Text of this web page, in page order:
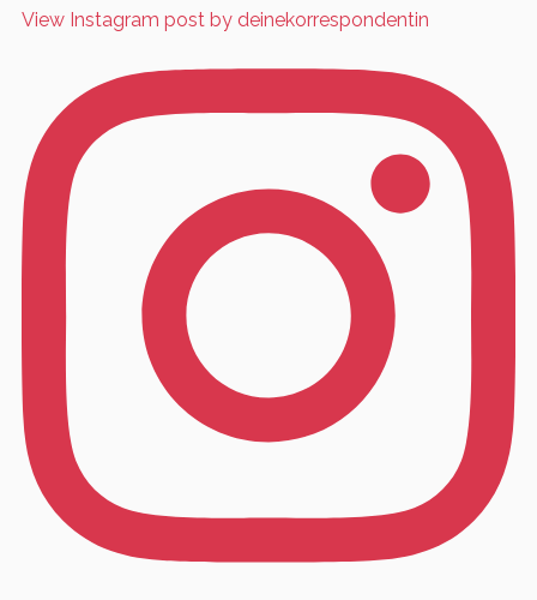
View Instagram post by deinekorrespondentin